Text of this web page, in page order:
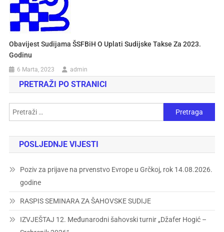
Obavijest Sudijama ŠSFBiH O Uplati Sudijske Takse Za 2023.
Godinu
6 Marta, 2023 admin
PRETRAŽI PO STRANICI
POSLJEDNJE VIJESTI
Poziv za prijave na prvenstvo Evrope u Grčkoj, rok 14.08.2026.
godine
RASPIS SEMINARA ZA ŠAHOVSKE SUDIJE
IZVJEŠTAJ 12. Međunarodni šahovski turnir „Džafer Hogić –